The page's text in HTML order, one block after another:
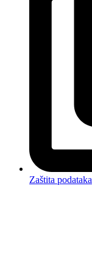
Zaštita podataka